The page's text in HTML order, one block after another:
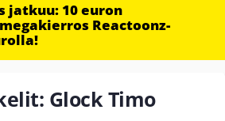
jatkuu: 10 euron
Reactoonz-
Glock Timo